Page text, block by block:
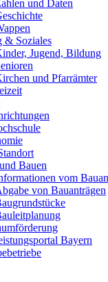
und Daten
& Soziales
Jugend, Bildung
und Pfarrämter
Bauen
vom
von Bauanträgen
Bayern